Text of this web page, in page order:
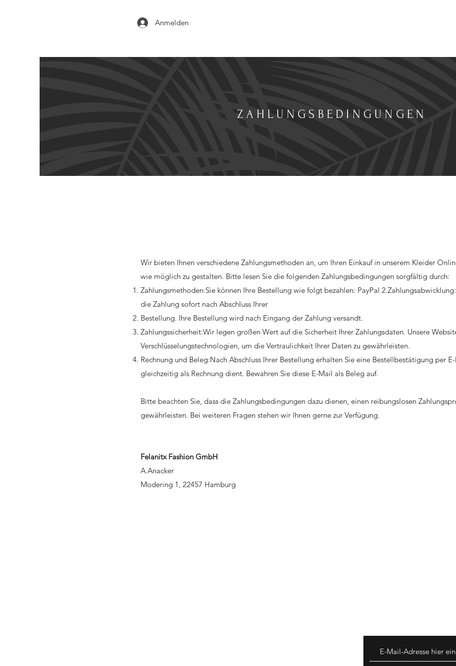
Anmelden
ZAHLUNGSBEDINGUNGEN
Wir bieten Ihnen verschiedene Zahlungsmethoden an, um Ihren Einkauf in unserem Kleider
wie möglich zu gestalten. Bitte lesen Sie die folgenden Zahlungsbedingungen sorgfältig durch:
Zahlungsmethoden:Sie können Ihre Bestellung wie folgt bezahlen: PayPal
die Zahlung sofort nach Abschluss Ihrer
Bestellung. Ihre Bestellung wird nach Eingang der Zahlung versandt.
Zahlungssicherheit:Wir legen großen Wert auf die Sicherheit Ihrer Zahlungsdaten. Unsere
Verschlüsselungstechnologien, um die Vertraulichkeit Ihrer Daten zu gewährleisten.
Rechnung und Beleg:Nach Abschluss Ihrer Bestellung erhalten Sie eine Bestellbestätigung per
gleichzeitig als Rechnung dient. Bewahren Sie diese E-Mail als Beleg auf.
Bitte beachten Sie, dass die Zahlungsbedingungen dazu dienen, einen reibungslosen
gewährleisten. Bei weiteren Fragen stehen wir Ihnen gerne zur Verfügung.
Felanitx Fashion GmbH
A.Anacker
Modering 1, 22457 Hamburg